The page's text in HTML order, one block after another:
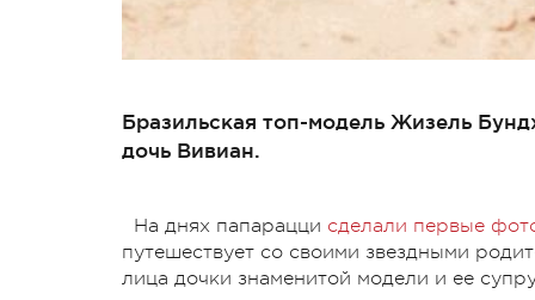
Бразильская топ-модель Жизель
дочь Вивиан.
На днях папарацци сделали первые
путешествует со своими звездными
лица дочки знаменитой модели и ее